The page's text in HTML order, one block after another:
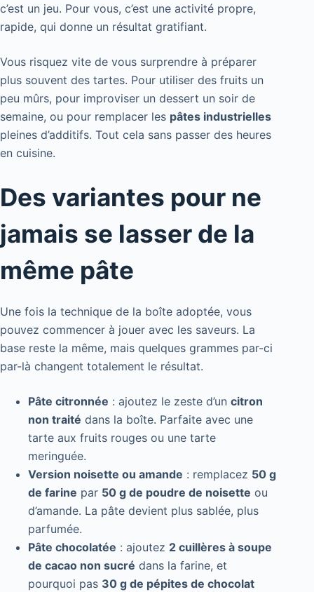
c’est un jeu. Pour vous, c’est une activité propre,
rapide, qui donne un résultat gratifiant.
Vous risquez vite de vous surprendre à préparer
plus souvent des tartes. Pour utiliser des fruits un
peu mûrs, pour improviser un dessert un soir de
semaine, ou pour remplacer les pâtes industrielles
pleines d’additifs. Tout cela sans passer des heures
en cuisine.
Des variantes pour ne
jamais se lasser de la
même pâte
Une fois la technique de la boîte adoptée, vous
pouvez commencer à jouer avec les saveurs. La
base reste la même, mais quelques grammes par-ci
par-là changent totalement le résultat.
Pâte citronnée : ajoutez le zeste d’un citron
non traité dans la boîte. Parfaite avec une
tarte aux fruits rouges ou une tarte
meringuée.
Version noisette ou amande : remplacez 50 g
de farine par 50 g de poudre de noisette ou
d’amande. La pâte devient plus sablée, plus
parfumée.
Pâte chocolatée : ajoutez 2 cuillères à soupe
de cacao non sucré dans la farine, et
pourquoi pas 30 g de pépites de chocolat